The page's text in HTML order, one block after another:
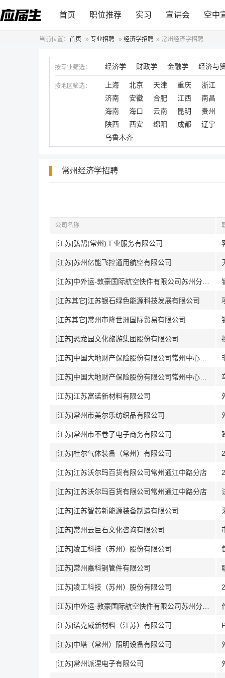
首页 职位推荐 实习 宣讲会 空中
当前位置： 首页 » 专业招聘 » 经济学招聘 » 常州经济学招聘
按专业筛选： 经济学 财政学 金融学 经济与
按地区筛选： 上海 北京 天津 重庆
浙江
济南
安徽 合肥 江西
南昌
海南
海口 云南 昆明
贵州
陕西
西安 绵阳 成都
辽宁
乌鲁木齐
常州经济学招聘
公司名称
[江苏]弘鹄(常州)工业服务有限公司
[江苏]苏州亿能飞控通用航空有限公司
[江苏其它]江苏银石绿色能源科技发展有限公司
[江苏其它]常州市隆世洲国际贸易有限公司
[江苏]恐龙园文化旅游集团股份有限公司
[江苏]江苏富诺新材料有限公司
[江苏]常州市美尔乐纺织品有限公司
[江苏]常州市不卷了电子商务有限公司
[江苏]杜尔气体装备（常州）有限公司
[江苏]江苏沃尔玛百货有限公司常州通江中路分店
[江苏]江苏沃尔玛百货有限公司常州通江中路分店
[江苏]江苏智芯新能源装备制造有限公司
[江苏]常州云巨石文化咨询有限公司
[江苏]凌工科技（苏州）股份有限公司
[江苏]常州嘉科铜管件有限公司
[江苏]凌工科技（苏州）股份有限公司
[江苏]诺克威新材料（江苏）有限公司
[江苏]中塔（常州）照明设备有限公司
[江苏]常州派涅电子有限公司